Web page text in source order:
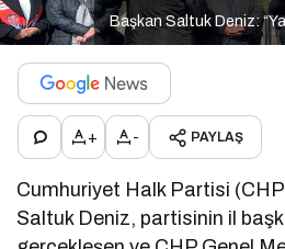
Başkan Saltuk Deniz:
+ - PAYLAŞ
Cumhuriyet Halk Partisi
Saltuk Deniz, partisinin il